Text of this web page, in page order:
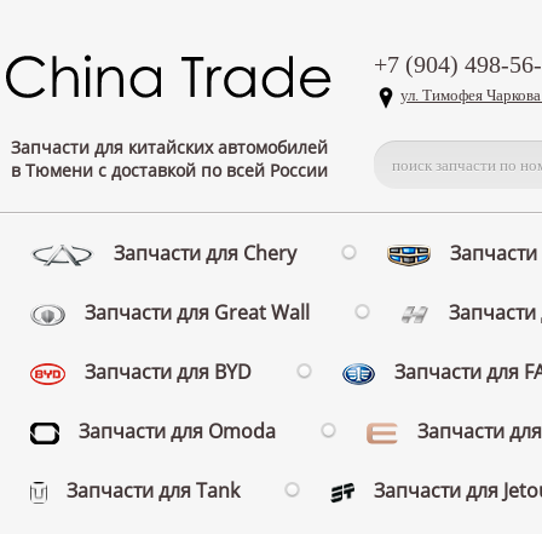
Запчасти для китайских автомобилей
в Тюмени с доставкой по всей России
+7 (904) 498-
ул. Тимофея
Запчасти для Chery
Запчасти для Great Wall
Запчасти для BYD Запчасти для
Запчасти для Omoda Запчасти
Запчасти для Tank Запчасти для